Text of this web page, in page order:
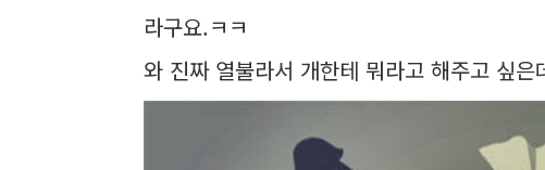
라구요.ㅋㅋ
와 진짜 열불라서 개한테 뭐라고 해주고 싶